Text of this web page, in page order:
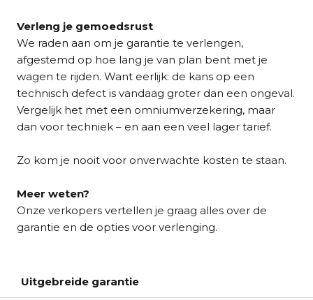
Verleng je gemoedsrust
We raden aan om je garantie te verlengen,
afgestemd op hoe lang je van plan bent met je
wagen te rijden. Want eerlijk: de kans op een
technisch defect is vandaag groter dan een ongeval.
Vergelijk het met een omniumverzekering, maar
dan voor techniek – en aan een veel lager tarief.
Zo kom je nooit voor onverwachte kosten te staan.
Meer weten?
Onze verkopers vertellen je graag alles over de
garantie en de opties voor verlenging.
Uitgebreide garantie